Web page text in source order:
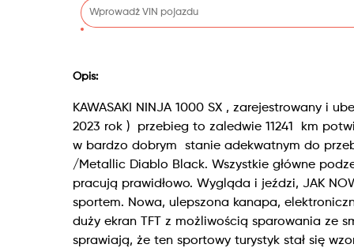
Opis:
KAWASAKI NINJA 1000 SX , zarejestrowany i
2023 rok ) przebieg to zaledwie 11241 km
w bardzo dobrym stanie adekwatnym do
/Metallic Diablo Black. Wszystkie główne
pracują prawidłowo. Wygląda i jeździ, JAK
sportem. Nowa, ulepszona kanapa,
duży ekran TFT z możliwością sparowania ze
sprawiają, że ten sportowy turystyk stał się